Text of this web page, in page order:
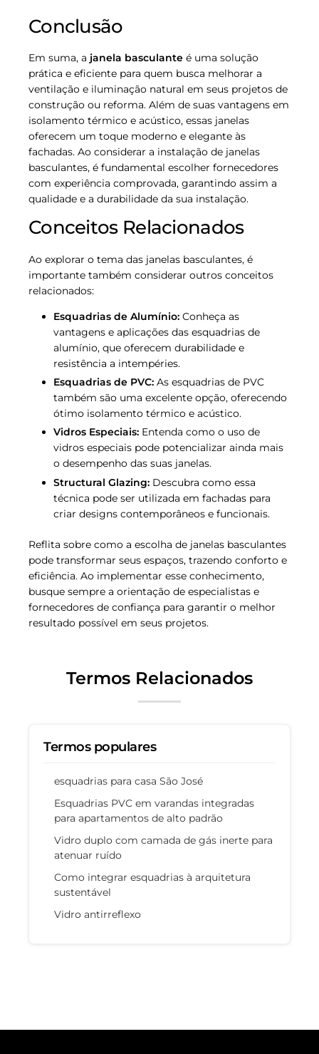
Conclusão
Em suma, a janela basculante é uma solução
prática e eficiente para quem busca melhorar a
ventilação e iluminação natural em seus projetos de
construção ou reforma. Além de suas vantagens em
isolamento térmico e acústico, essas janelas
oferecem um toque moderno e elegante às
fachadas. Ao considerar a instalação de janelas
basculantes, é fundamental escolher fornecedores
com experiência comprovada, garantindo assim a
qualidade e a durabilidade da sua instalação.
Conceitos Relacionados
Ao explorar o tema das janelas basculantes, é
importante também considerar outros conceitos
relacionados:
Esquadrias de Alumínio: Conheça as
vantagens e aplicações das esquadrias de
alumínio, que oferecem durabilidade e
resistência a intempéries.
Esquadrias de PVC: As esquadrias de PVC
também são uma excelente opção, oferecendo
ótimo isolamento térmico e acústico.
Vidros Especiais: Entenda como o uso de
vidros especiais pode potencializar ainda mais
o desempenho das suas janelas.
Structural Glazing: Descubra como essa
técnica pode ser utilizada em fachadas para
criar designs contemporâneos e funcionais.
Reflita sobre como a escolha de janelas basculantes
pode transformar seus espaços, trazendo conforto e
eficiência. Ao implementar esse conhecimento,
busque sempre a orientação de especialistas e
fornecedores de confiança para garantir o melhor
resultado possível em seus projetos.
Termos Relacionados
Termos populares
esquadrias para casa São José
Esquadrias PVC em varandas integradas
para apartamentos de alto padrão
Vidro duplo com camada de gás inerte para
atenuar ruído
Como integrar esquadrias à arquitetura
sustentável
Vidro antirreflexo